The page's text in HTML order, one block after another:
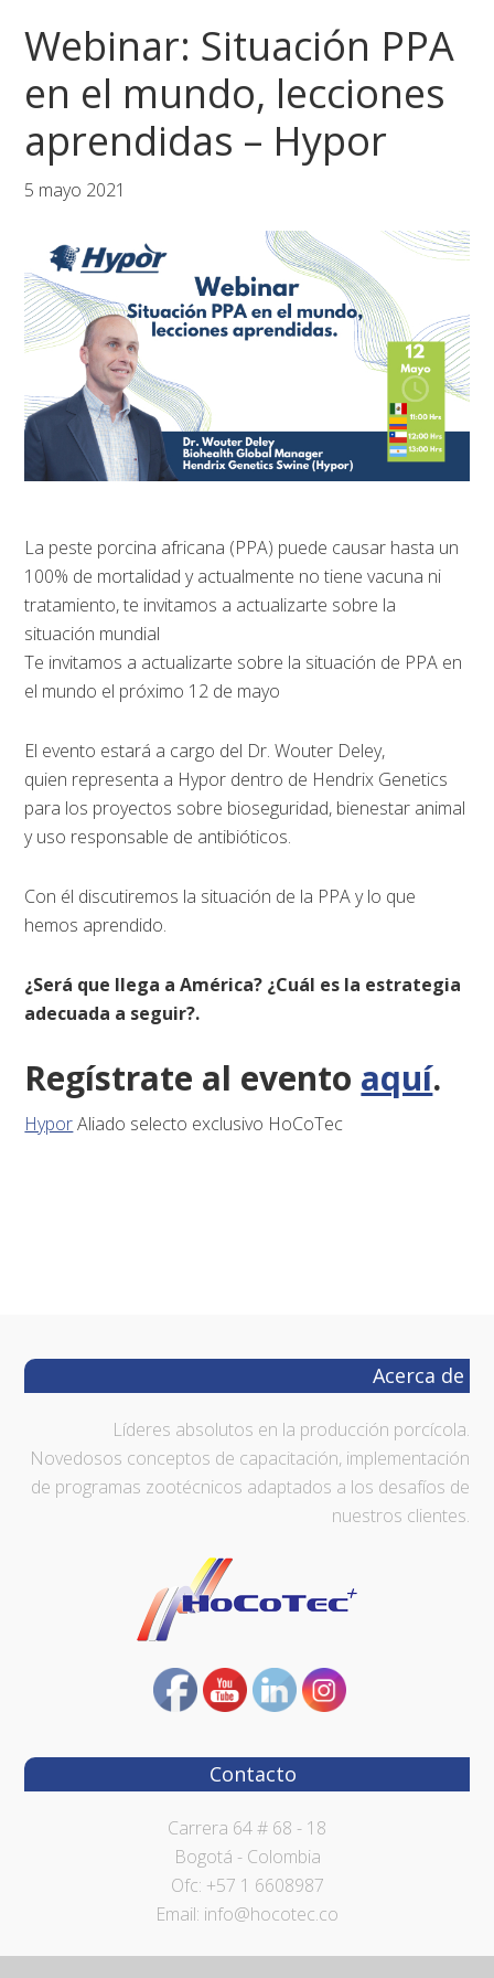
navegación
principal
principal
página
Webinar: Situación PPA
en el mundo, lecciones
aprendidas – Hypor
5 mayo 2021
La peste porcina africana (PPA) puede causar hasta un
100% de mortalidad y actualmente no tiene vacuna ni
tratamiento, te invitamos a actualizarte sobre la
situación mundial
Te invitamos a actualizarte sobre la situación de PPA en
el mundo el próximo 12 de mayo
El evento estará a cargo del Dr. Wouter Deley,
quien representa a Hypor dentro de Hendrix Genetics
para los proyectos sobre bioseguridad, bienestar animal
y uso responsable de antibióticos.
Con él discutiremos la situación de la PPA y lo que
hemos aprendido.
¿Será que llega a América? ¿Cuál es la estrategia
adecuada a seguir?.
Regístrate al evento aquí.
HyporAliado selecto exclusivo HoCoTec
Footer Acerca de
Líderes absolutos en la producción porcícola.
Novedosos conceptos de capacitación, implementación
de programas zootécnicos adaptados a los desafíos de
nuestros clientes.
Contacto
Carrera 64 # 68 - 18
Bogotá - Colombia
Ofc: +57 1 6608987
Email: info@hocotec.co